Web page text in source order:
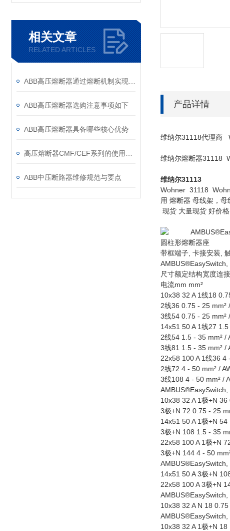
相关文章
RELATED ARTICLES
ABB高压熔断器选购注意事项如下
ABB高压熔断器具备哪些核心优势
ABB中压断路器维修规范与要点
产品详情
维纳尔31118代理商
维纳尔熔断器31118
维纳尔31113
Wohner 31118
用 熔断器 母线架，
现货 大量现货 好价格
圆柱形熔断器座
带框端子, 卡接安装,
尺寸额定结构宽度连
电流mm mm²
10x38 32 A 1线18
2线36 0.75 - 25 mm²
3线54 0.75 - 25 mm²
14x51 50 A 1线27
2线54 1.5 - 35 mm² /
3线81 1.5 - 35 mm² /
22x58 100 A 1线36 4
2线72 4 - 50 mm² /
3线108 4 - 50 mm² /
AMBUS®EasySwitch,
10x38 32 A 1极+N
3极+N 72 0.75 - 25
14x51 50 A 1极+N
3极+N 108 1.5 - 35
22x58 100 A 1极+N
3极+N 144 4 - 50
AMBUS®EasySwitch,
14x51 50 A 3极+N
22x58 100 A 3极+N
10x38 32 A N 18
AMBUS®EasySwitch,
10x38 32 A 1极+N